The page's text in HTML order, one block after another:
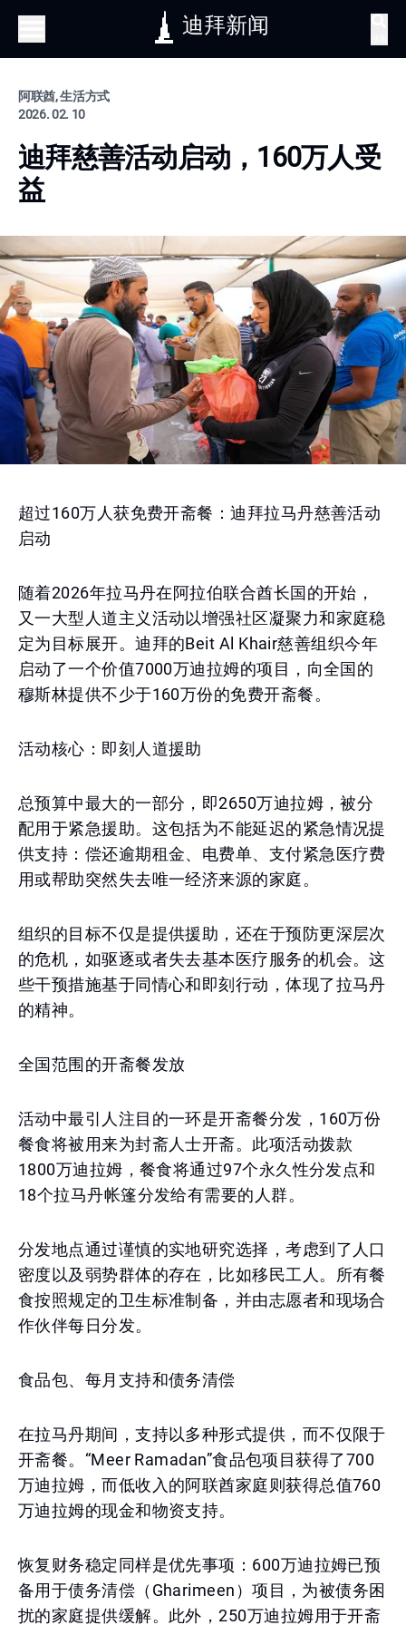
迪拜新闻
阿联酋, 生活方式
2026. 02. 10
迪拜慈善活动启动，160万人受
益
超过160万人获免费开斋餐：迪拜拉马丹慈善活动
启动
随着2026年拉马丹在阿拉伯联合酋长国的开始，
又一大型人道主义活动以增强社区凝聚力和家庭稳
定为目标展开。迪拜的Beit Al Khair慈善组织今年
启动了一个价值7000万迪拉姆的项目，向全国的
穆斯林提供不少于160万份的免费开斋餐。
活动核心：即刻人道援助
总预算中最大的一部分，即2650万迪拉姆，被分
配用于紧急援助。这包括为不能延迟的紧急情况提
供支持：偿还逾期租金、电费单、支付紧急医疗费
用或帮助突然失去唯一经济来源的家庭。
组织的目标不仅是提供援助，还在于预防更深层次
的危机，如驱逐或者失去基本医疗服务的机会。这
些干预措施基于同情心和即刻行动，体现了拉马丹
的精神。
全国范围的开斋餐发放
活动中最引人注目的一环是开斋餐分发，160万份
餐食将被用来为封斋人士开斋。此项活动拨款
1800万迪拉姆，餐食将通过97个永久性分发点和
18个拉马丹帐篷分发给有需要的人群。
分发地点通过谨慎的实地研究选择，考虑到了人口
密度以及弱势群体的存在，比如移民工人。所有餐
食按照规定的卫生标准制备，并由志愿者和现场合
作伙伴每日分发。
食品包、每月支持和债务清偿
在拉马丹期间，支持以多种形式提供，而不仅限于
开斋餐。“Meer Ramadan”食品包项目获得了700
万迪拉姆，而低收入的阿联酋家庭则获得总值760
万迪拉姆的现金和物资支持。
恢复财务稳定同样是优先事项：600万迪拉姆已预
备用于债务清偿（Gharimeen）项目，为被债务困
扰的家庭提供缓解。此外，250万迪拉姆用于开斋